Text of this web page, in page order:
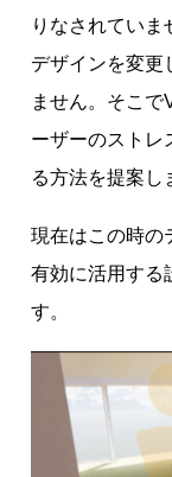
りなされてい
デザインを変更
ません。そこ
ーザーのストレ
る方法を提案し
現在はこの時の
有効に活用する
す。